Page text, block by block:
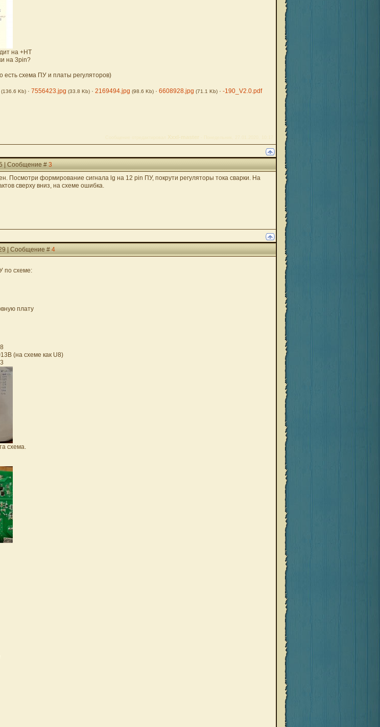
на +HT
на 3pin?
есть схема ПУ и платы регуляторов)
(136.6 Kb) · 7556423.jpg (33.8 Kb) · 2169494.jpg (98.6 Kb) · 6608928.jpg (71.1 Kb) · -190_V2.0.pdf
| Сообщение #3
Посмотри формирование сигнала lg на 12 pin ПУ, покрути регуляторы тока сварки. На
сверху вниз, на схеме ошибка.
| Сообщение #4
по схеме:
плату
(на схеме как U8)
схема.